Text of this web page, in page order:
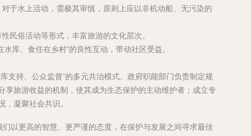
于水上活动，需极其审慎，原则上应以非机动船、无污染的
民俗活动等形式，丰富旅游的文化层次。
库、食住在乡村”的良性互动，带动社区受益。
支持、公众监督”的多元共治模式。政府职能部门负责制定规
旅游收益的机制，使其成为生态保护的主动维护者；成立专
凝聚社会共识。
以更高的智慧、更严谨的态度，在保护与发展之间寻求最佳